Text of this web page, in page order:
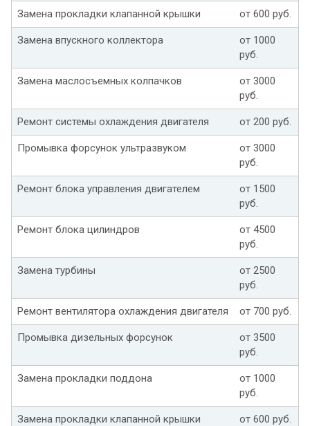
Замена прокладки клапанной крышки от 600 руб.
Замена впускного коллектора
от 1000
руб.
Замена маслосъемных колпачков
от 3000
руб.
Ремонт системы охлаждения двигателя от 200 руб.
Промывка форсунок ультразвуком
от 3000
руб.
Ремонт блока управления двигателем
от 1500
руб.
Ремонт блока цилиндров
от 4500
руб.
Замена турбины
от 2500
руб.
Ремонт вентилятора охлаждения двигателя от 700 руб.
Промывка дизельных форсунок
от 3500
руб.
Замена прокладки поддона
от 1000
руб.
Замена прокладки клапанной крышки от 600 руб.